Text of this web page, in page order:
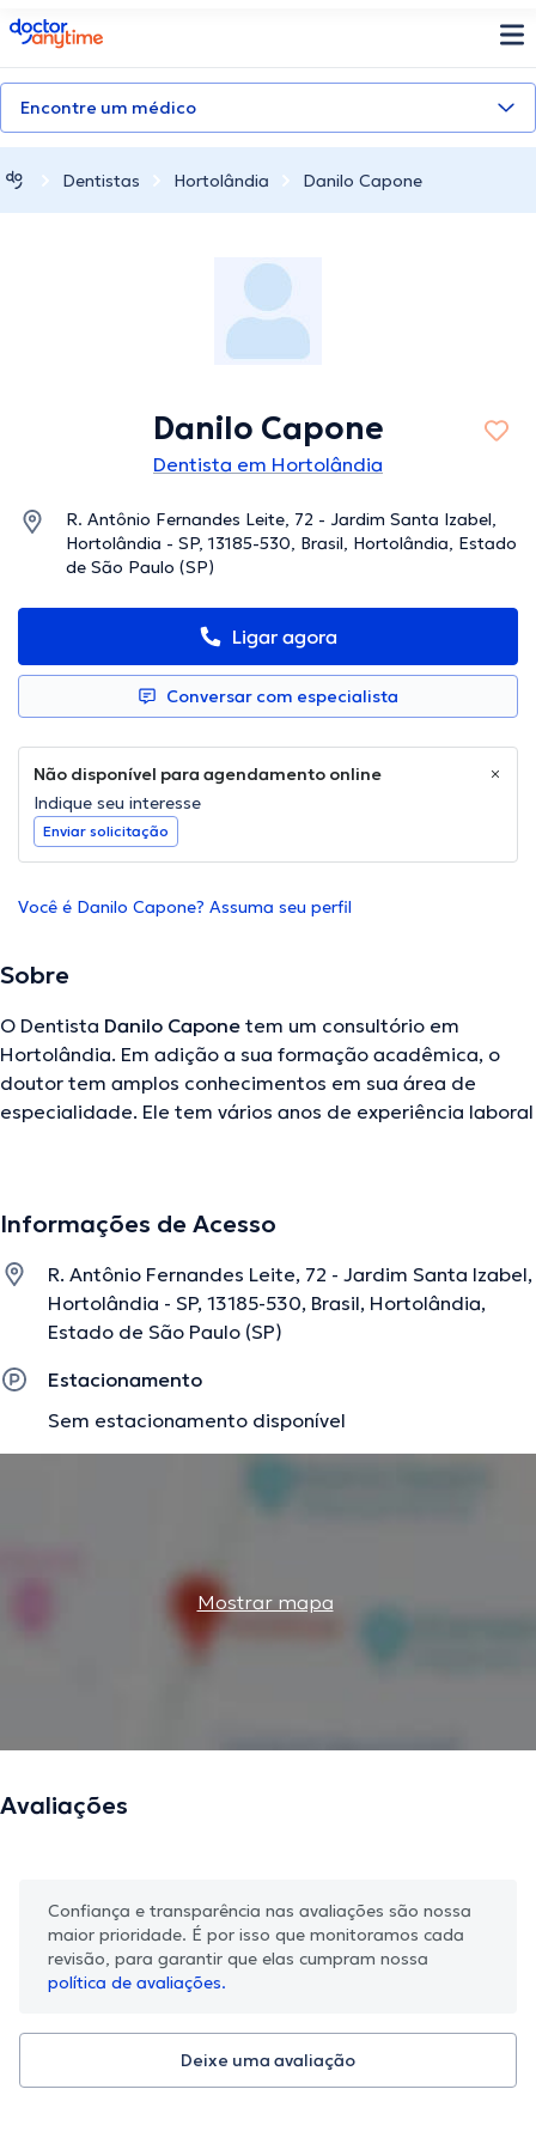
doctoranytime
Encontre um médico
Dentistas Hortolândia Danilo Capone
Danilo Capone
Dentista em Hortolândia
R. Antônio Fernandes Leite, 72 - Jardim Santa Izabel,
Hortolândia - SP, 13185-530, Brasil, Hortolândia, Estado
de São Paulo (SP)
Ligar agora
Conversar com especialista
Não disponível para agendamento online
Indique seu interesse
Enviar solicitação
Você é Danilo Capone? Assuma seu perfil
Sobre
O Dentista Danilo Capone tem um consultório em
Hortolândia. Em adição a sua formação acadêmica, o
doutor tem amplos conhecimentos em sua área de
especialidade. Ele tem vários anos de experiência laboral
de ter uma formação contínua na sua área de
destacar que, o especialista pode te atender em Inglês
Português em seu consultório.
A descrição foi editada pela equipe do doctoranytime, baseada em
informações verificadas.
Informações de Acesso
R. Antônio Fernandes Leite, 72 - Jardim Santa Izabel,
Hortolândia - SP, 13185-530, Brasil, Hortolândia,
Estado de São Paulo (SP)
Estacionamento
Sem estacionamento disponível
Mostrar mapa
Avaliações
Confiança e transparência nas avaliações são nossa
maior prioridade. É por isso que monitoramos cada
revisão, para garantir que elas cumpram nossa
política de avaliações.
Deixe uma avaliação